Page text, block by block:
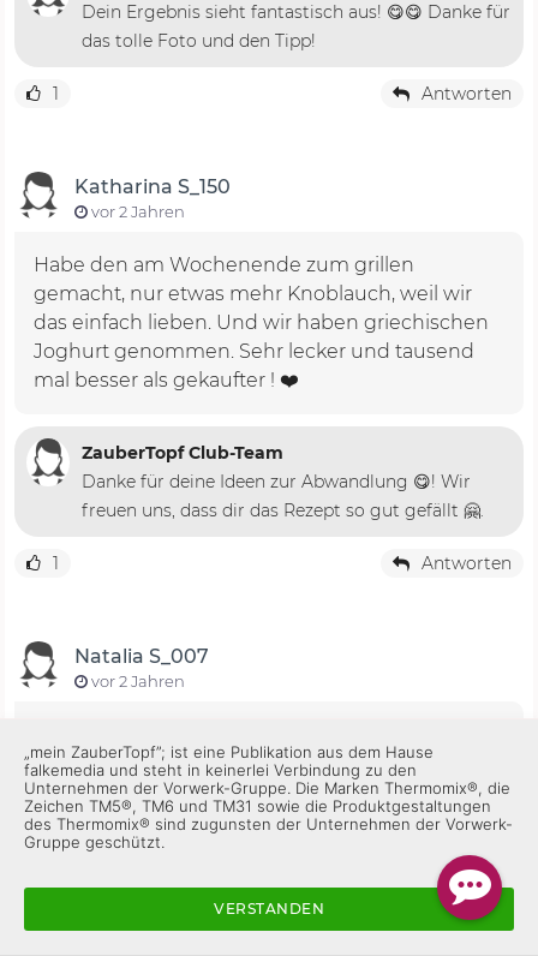
Dein Ergebnis sieht fantastisch aus! 😋😋 Danke für
das tolle Foto und den Tipp!
1 Antworten
Katharina S_150
vor 2 Jahren
Habe den am Wochenende zum grillen
gemacht, nur etwas mehr Knoblauch, weil wir
das einfach lieben. Und wir haben griechischen
Joghurt genommen. Sehr lecker und tausend
mal besser als gekaufter ! ❤️
ZauberTopf Club-Team
Danke für deine Ideen zur Abwandlung 😋! Wir
freuen uns, dass dir das Rezept so gut gefällt 🤗.
1 Antworten
Natalia S_007
vor 2 Jahren
nur die halbe Zitrone rein gemacht aber es hat
überhaupt nicht reingepasst schade
Hallo liebe Natalia, wie schade, dass euch der Zaziki
mit Zitrone nicht so gut geschmeckt hat. Wir
„mein ZauberTopf”; ist eine Publikation aus dem Hause
falkemedia und steht in keinerlei Verbindung zu den
Unternehmen der Vorwerk-Gruppe. Die Marken Thermomix®, die
Zeichen TM5®, TM6 und TM31 sowie die Produktgestaltungen
des Thermomix® sind zugunsten der Unternehmen der Vorwerk-
Gruppe geschützt.
VERSTANDEN